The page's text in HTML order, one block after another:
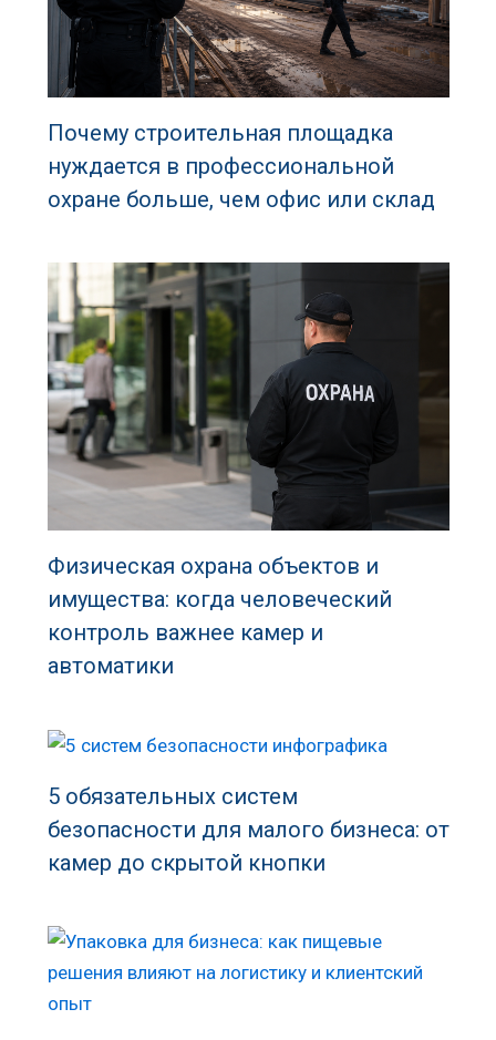
Почему строительная площадка
нуждается в профессиональной
охране больше, чем офис или склад
Физическая охрана объектов и
имущества: когда человеческий
контроль важнее камер и
автоматики
5 обязательных систем
безопасности для малого бизнеса: от
камер до скрытой кнопки